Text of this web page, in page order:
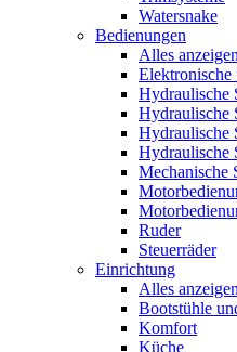
Watersnake
Bedienungen
Alles
Elektronische
Hydraulische
Hydraulische
Hydraulische
Hydraulische
Mechanische
Ruder
Steuerräder
Einrichtung
Alles
Bootstühle
Komfort
Küche